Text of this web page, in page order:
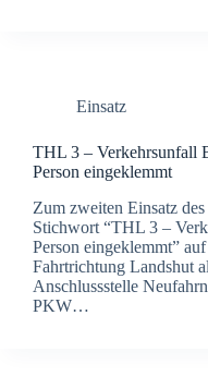
Einsatz
THL 3 – Ver­kehrs­un­fall
Per­son ein­ge­klemmt
Zum zwei­ten Ein­satz
Stich­wort “THL 3 –
Per­son ein­ge­klemmt”
Fahrt­rich­tung Lands­hut
Anschluss­stel­le
PKW…